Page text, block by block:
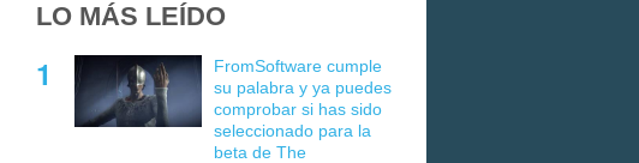
LO MÁS LEÍDO
FromSoftware cumple
su palabra y ya puedes
comprobar si has sido
seleccionado para la
beta de The